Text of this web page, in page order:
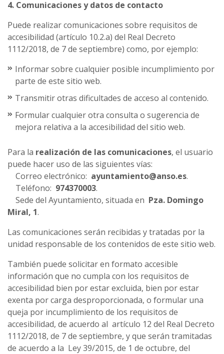
4. Comunicaciones y datos de contacto
Puede realizar comunicaciones sobre requisitos de
accesibilidad (artículo 10.2.a) del Real Decreto
1112/2018, de 7 de septiembre) como, por ejemplo:
Informar sobre cualquier posible incumplimiento por
parte de este sitio web.
Transmitir otras dificultades de acceso al contenido.
Formular cualquier otra consulta o sugerencia de
mejora relativa a la accesibilidad del sitio web.
Para la realización de las comunicaciones, el usuario
puede hacer uso de las siguientes vías:
Correo electrónico: ayuntamiento@anso.es.
Teléfono: 974370003.
Sede del Ayuntamiento, situada en Pza. Domingo
Miral, 1.
Las comunicaciones serán recibidas y tratadas por la
unidad responsable de los contenidos de este sitio web.
También puede solicitar en formato accesible
información que no cumpla con los requisitos de
accesibilidad bien por estar excluida, bien por estar
exenta por carga desproporcionada, o formular una
queja por incumplimiento de los requisitos de
accesibilidad, de acuerdo al artículo 12 del Real Decreto
1112/2018, de 7 de septiembre, y que serán tramitadas
de acuerdo a la Ley 39/2015, de 1 de octubre, del